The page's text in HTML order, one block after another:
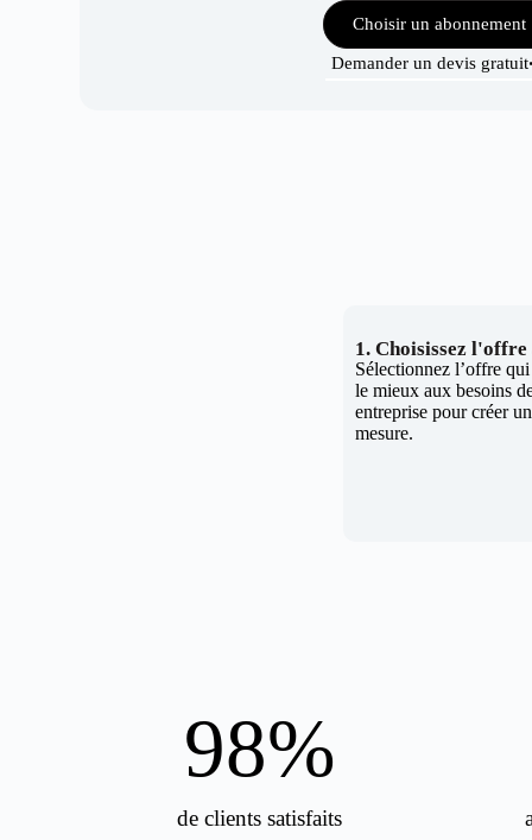
Choisir un abonnement
Demander un devis gratuit
1. Choisissez l'offre
Sélectionnez l’offre
le mieux aux besoins
entreprise pour créer
mesure.
de clients satisfaits
98%